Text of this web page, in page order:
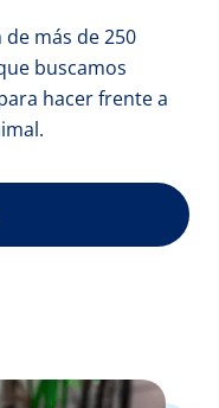
más de 250
buscamos
hacer frente a